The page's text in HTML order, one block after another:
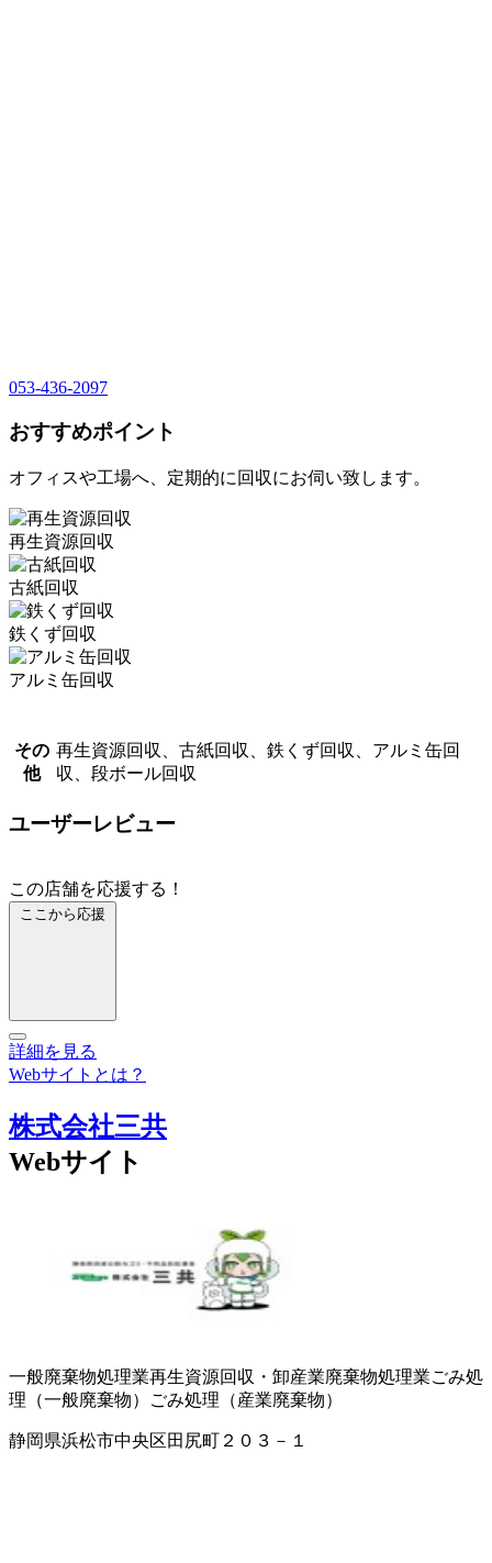
053-436-2097
おすすめポイント
オフィスや工場へ、定期的に回収にお伺い致します。
再生資源回収
古紙回収
鉄くず回収
アルミ缶回収
その
他
再生資源回収、古紙回収、鉄くず回収、アルミ缶回
収、段ボール回収
ユーザーレビュー
この店舗を応援する！
ここから応援
詳細を見る
Webサイトとは？
株式会社三共
Webサイト
一般廃棄物処理業再生資源回収・卸産業廃棄物処理業ごみ処
理（一般廃棄物）
ごみ処理（産業廃棄物）
静岡県浜松市中央区田尻町２０３－１